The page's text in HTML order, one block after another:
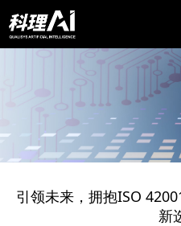
引领未来，拥抱ISO
新